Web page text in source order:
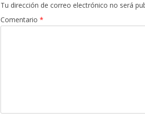
Tu dirección de correo electrónico no será
Comentario *